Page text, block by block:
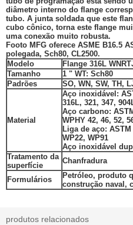
diâmetro interno do flange
tubo. A junta soldada que este
cubo cônico, torna este flange
uma conexão muito robusta.
Footo MFG oferece ASME B16.5
polegada, Sch80, CL2500.
Modelo
Flange 316L
Tamanho
1 " WT: Sch80
Padrões
SO, WN, SW, TH,
Material
Aço inoxidável:
316L, 321, 347,
Aço carbono:
WPHY 42, 46, 52,
Liga de aço: ASTM
WP22, WP91
Aço inoxidável
Tratamento da
superfície
Chanfradura
Formulários
Petróleo, produto
construção naval,
produtos relacionados